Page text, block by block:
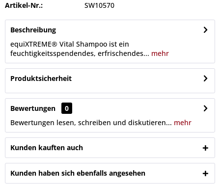
Artikel-Nr.: SW10570
Beschreibung
equiXTREME® Vital Shampoo ist ein
feuchtigkeitsspendendes, erfrischendes... mehr
Produktsicherheit
Bewertungen
0
Bewertungen lesen, schreiben und diskutieren... mehr
Kunden kauften auch
Kunden haben sich ebenfalls angesehen